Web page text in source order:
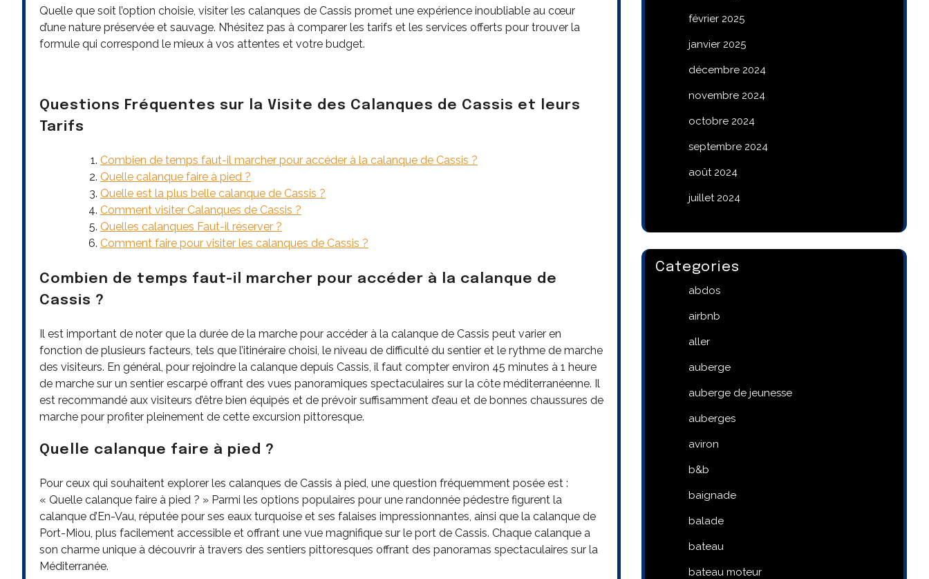
Quelle que soit l’option choisie, visiter les calanques de Cassis promet une expérience inoubliable au cœur
d’une nature préservée et sauvage. N’hésitez pas à comparer les tarifs et les services offerts pour trouver la
formule qui correspond le mieux à vos attentes et votre budget.
Questions Fréquentes sur la Visite des Calanques de Cassis et leurs
Tarifs
Combien de temps faut-il marcher pour accéder à la calanque de Cassis ?
Quelle calanque faire à pied ?
Quelle est la plus belle calanque de Cassis ?
Comment visiter Calanques de Cassis ?
Quelles calanques Faut-il réserver ?
Comment faire pour visiter les calanques de Cassis ?
Combien de temps faut-il marcher pour accéder à la calanque de
Cassis ?
Il est important de noter que la durée de la marche pour accéder à la calanque de Cassis peut varier en
fonction de plusieurs facteurs, tels que l’itinéraire choisi, le niveau de difficulté du sentier et le rythme de marche
des visiteurs. En général, pour rejoindre la calanque depuis Cassis, il faut compter environ 45 minutes à 1 heure
de marche sur un sentier escarpé offrant des vues panoramiques spectaculaires sur la côte méditerranéenne. Il
est recommandé aux visiteurs d’être bien équipés et de prévoir suffisamment d’eau et de bonnes chaussures de
marche pour profiter pleinement de cette excursion pittoresque.
Quelle calanque faire à pied ?
Pour ceux qui souhaitent explorer les calanques de Cassis à pied, une question fréquemment posée est :
« Quelle calanque faire à pied ? » Parmi les options populaires pour une randonnée pédestre figurent la
calanque d’En-Vau, réputée pour ses eaux turquoise et ses falaises impressionnantes, ainsi que la calanque de
Port-Miou, plus facilement accessible et offrant une vue magnifique sur le port de Cassis. Chaque calanque a
son charme unique à découvrir à travers des sentiers pittoresques offrant des panoramas spectaculaires sur la
Méditerranée.
février 2025
janvier 2025
décembre 2024
novembre 2024
octobre 2024
septembre 2024
août 2024
juillet 2024
Categories
abdos
airbnb
aller
auberge
auberge de jeunesse
auberges
aviron
b&b
baignade
balade
bateau
bateau moteur